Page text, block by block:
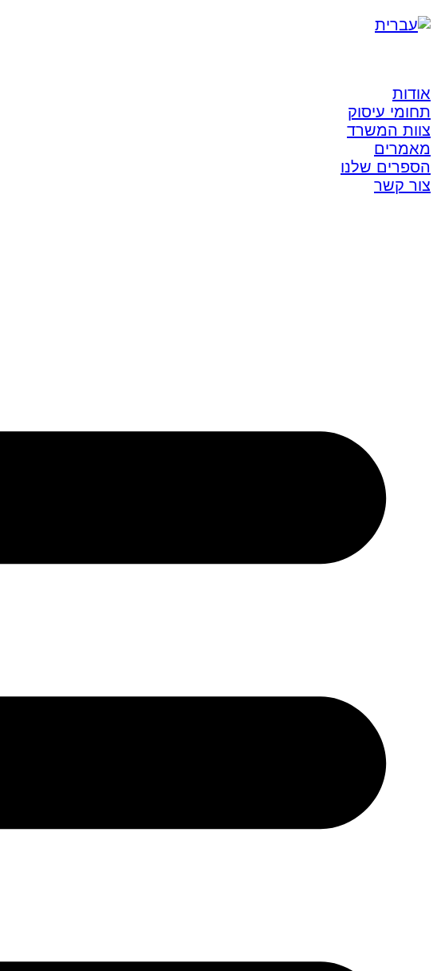
אודות
תחומי עיסוק
צוות המשרד
מאמרים
הספרים שלנו
צור קשר